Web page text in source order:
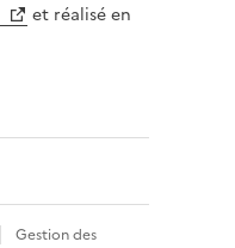
et réalisé en
Gestion des